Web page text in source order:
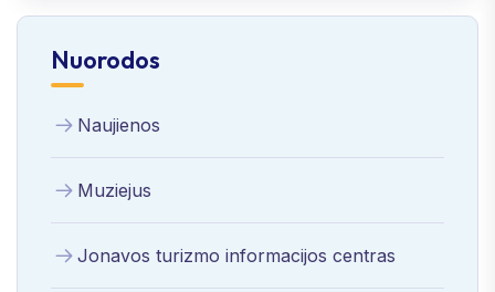
Nuorodos
Naujienos
Muziejus
Jonavos turizmo informacijos centras